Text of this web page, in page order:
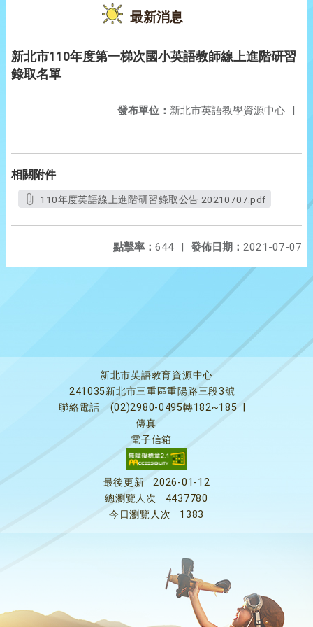
最新消息
新北市110年度第一梯次國小英語教師線上進階研習
錄取名單
發布單位： 新北市英語教學資源中心 |
相關附件
110年度英語線上進階研習錄取公告 20210707.pdf
發佈日期： 2021-07-07
點擊率： 644 |
新北市英語教育資源中心
241035新北市三重區重陽路三段3號
聯絡電話
(02)2980-0495轉182~185
傳真
電子信箱
最後更新
2026-01-12
總瀏覽人次
4437780
今日瀏覽人次
1383